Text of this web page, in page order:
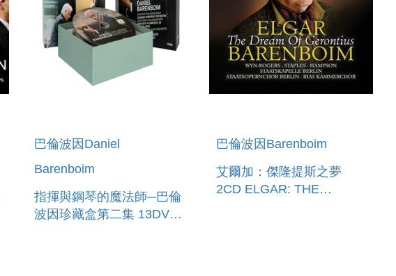
巴倫波因Daniel
Barenboim
指揮與鋼琴的魔法師─巴倫
波因珍藏盒第二集 13DVD
巴倫波因Barenboim
艾爾加：傑隆提斯之夢
2CD ELGAR: THE